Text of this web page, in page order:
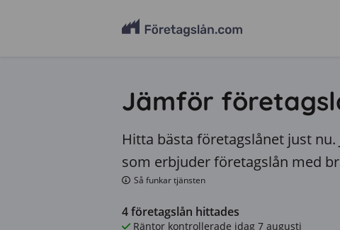
Jämför
Hitta bästa företagslånet just
som erbjuder företagslån med
Så funkar tjänsten
4företagslån hittades
Räntor kontrollerade idag 7 augusti